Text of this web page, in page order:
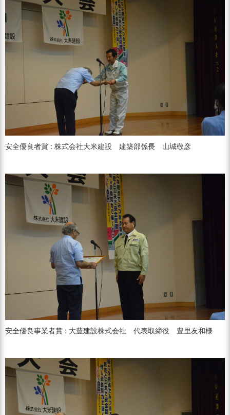
安全優良者賞 : 株式会社大米建設 建築部係長 山城敬彦
安全優良事業者賞 : 大豊建設株式会社 代表取締役 豊里友和様